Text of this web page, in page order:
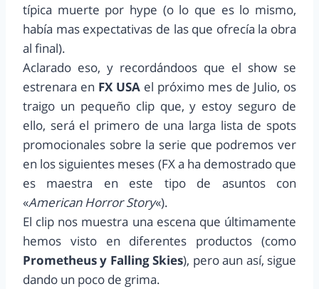
típica muerte por hype (o lo que es lo mismo,
había mas expectativas de las que ofrecía la obra
al final).
Aclarado eso, y recordándoos que el show se
estrenara en FX USA el próximo mes de Julio, os
traigo un pequeño clip que, y estoy seguro de
ello, será el primero de una larga lista de spots
promocionales sobre la serie que podremos ver
en los siguientes meses (FX a ha demostrado que
es maestra en este tipo de asuntos con
«American Horror Story«).
El clip nos muestra una escena que últimamente
hemos visto en diferentes productos (como
Prometheus y Falling Skies), pero aun así, sigue
dando un poco de grima.